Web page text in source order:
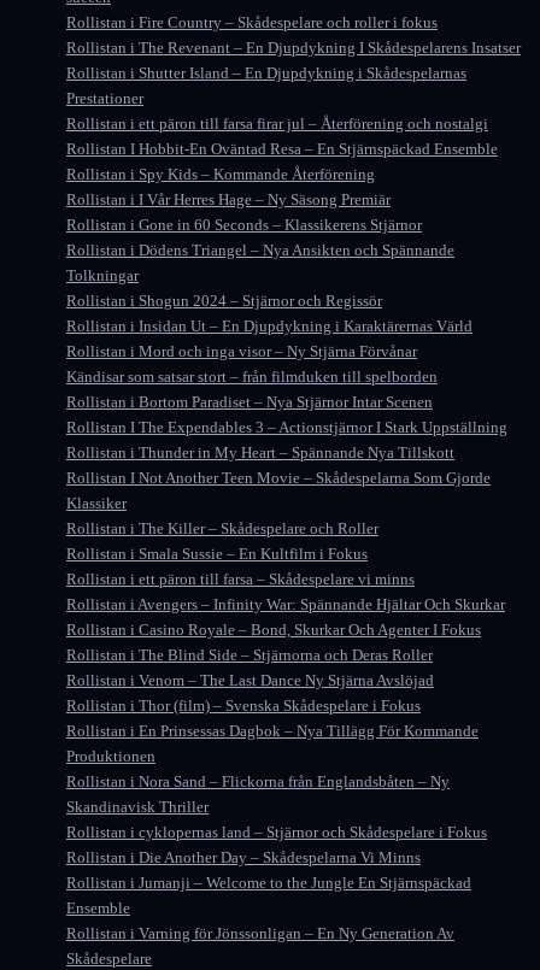
Rollistan i Fire Country – Skådespelare och roller i fokus
Rollistan i The Revenant – En Djupdykning I Skådespelarens Insatser
Rollistan i Shutter Island – En Djupdykning i Skådespelarnas
Prestationer
Rollistan i ett päron till farsa firar jul – Återförening och nostalgi
Rollistan I Hobbit-En Oväntad Resa – En Stjärnspäckad Ensemble
Rollistan i Spy Kids – Kommande Återförening
Rollistan i I Vår Herres Hage – Ny Säsong Premiär
Rollistan i Gone in 60 Seconds – Klassikerens Stjärnor
Rollistan i Dödens Triangel – Nya Ansikten och Spännande
Tolkningar
Rollistan i Shogun 2024 – Stjärnor och Regissör
Rollistan i Insidan Ut – En Djupdykning i Karaktärernas Värld
Rollistan i Mord och inga visor – Ny Stjärna Förvånar
Kändisar som satsar stort – från filmduken till spelborden
Rollistan i Bortom Paradiset – Nya Stjärnor Intar Scenen
Rollistan I The Expendables 3 – Actionstjärnor I Stark Uppställning
Rollistan i Thunder in My Heart – Spännande Nya Tillskott
Rollistan I Not Another Teen Movie – Skådespelarna Som Gjorde
Klassiker
Rollistan i The Killer – Skådespelare och Roller
Rollistan i Smala Sussie – En Kultfilm i Fokus
Rollistan i ett päron till farsa – Skådespelare vi minns
Rollistan i Avengers – Infinity War: Spännande Hjältar Och Skurkar
Rollistan i Casino Royale – Bond, Skurkar Och Agenter I Fokus
Rollistan i The Blind Side – Stjärnorna och Deras Roller
Rollistan i Venom – The Last Dance Ny Stjärna Avslöjad
Rollistan i Thor (film) – Svenska Skådespelare i Fokus
Rollistan i En Prinsessas Dagbok – Nya Tillägg För Kommande
Produktionen
Rollistan i Nora Sand – Flickorna från Englandsbåten – Ny
Skandinavisk Thriller
Rollistan i cyklopernas land – Stjärnor och Skådespelare i Fokus
Rollistan i Die Another Day – Skådespelarna Vi Minns
Rollistan i Jumanji – Welcome to the Jungle En Stjärnspäckad
Ensemble
Rollistan i Varning för Jönssonligan – En Ny Generation Av
Skådespelare